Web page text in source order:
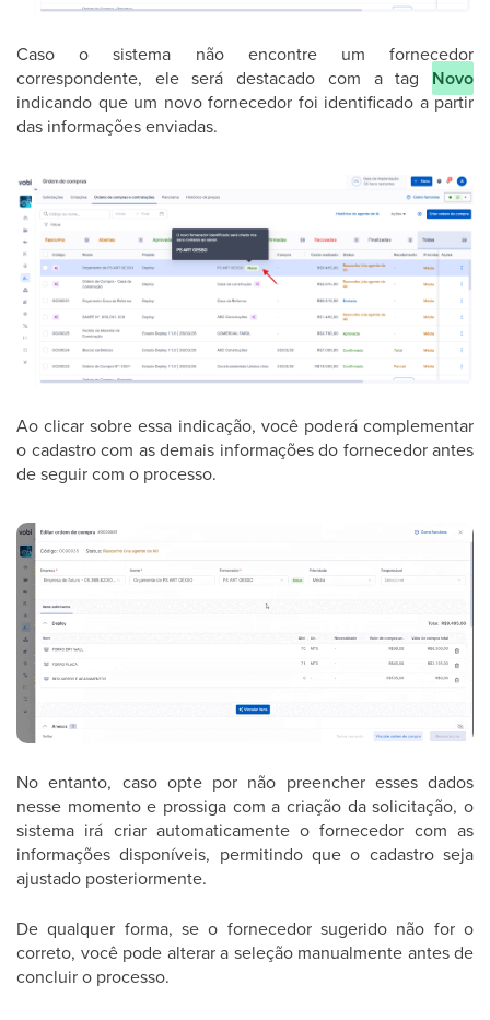
Caso o sistema não encontre um fornecedor
correspondente, ele será destacado com a tag Novo
indicando que um novo fornecedor foi identificado a partir
das informações enviadas.
Ao clicar sobre essa indicação, você poderá complementar
o cadastro com as demais informações do fornecedor antes
de seguir com o processo.
No entanto, caso opte por não preencher esses dados
nesse momento e prossiga com a criação da solicitação, o
sistema irá criar automaticamente o fornecedor com as
informações disponíveis, permitindo que o cadastro seja
ajustado posteriormente.
De qualquer forma, se o fornecedor sugerido não for o
correto, você pode alterar a seleção manualmente antes de
concluir o processo.